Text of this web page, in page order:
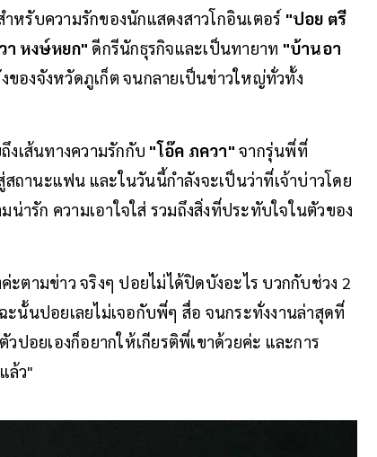
หรับความรักของนักแสดงสาวโกอินเตอร์ "ปอย ตรี
า หงษ์หยก"ดีกรีนักธุรกิจและเป็นทายาท "บ้านอา
ของจังหวัดภูเก็ต จนกลายเป็นข่าวใหญ่ทั่วทั้ง
งเส้นทางความรักกับ "โอ๊ค ภควา" จากรุ่นพี่ที่
ถานะแฟน และในวันนี้กำลังจะเป็นว่าที่เจ้าบ่าวโดย
ารัก ความเอาใจใส่ รวมถึงสิ่งที่ประทับใจในตัวของ
ตามข่าว จริงๆ ปอยไม่ได้ปิดบังอะไร บวกกับช่วง 2
นั้นปอยเลยไม่เจอกับพี่ๆ สื่อ จนกระทั่งงานล่าสุดที่
ปอยเองก็อยากให้เกียรติพี่เขาด้วยค่ะ และการ
ล้ว"